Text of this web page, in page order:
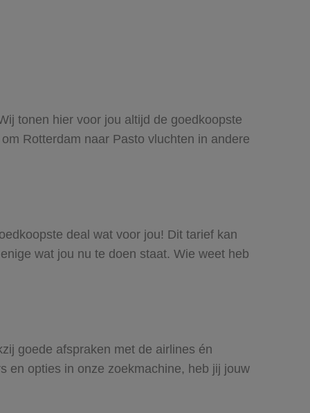
tonen hier voor jou altijd de goedkoopste
Rotterdam naar Pasto vluchten in andere
deal wat voor jou! Dit tarief kan
wat jou nu te doen staat. Wie weet heb
goede afspraken met de airlines én
en opties in onze zoekmachine, heb jij jouw